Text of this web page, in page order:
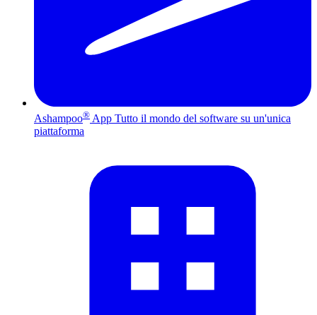
Ashampoo® App Tutto il mondo del software su un'unica
piattaforma